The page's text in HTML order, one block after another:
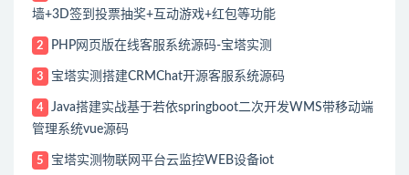
墙+3D签到投票抽奖+互动游戏+红包等功能
2 PHP网页版在线客服系统源码-宝塔实测
3 宝塔实测搭建CRMChat开源客服系统源码
4
Java搭建实战基于若依springboot二次开发WMS带移动端
管理系统vue源码
5 宝塔实测物联网平台云监控WEB设备iot